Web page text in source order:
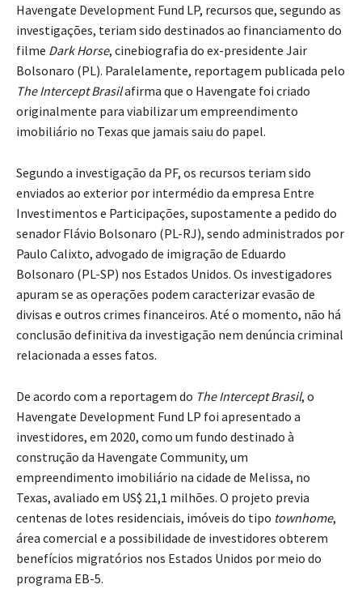
Havengate Development Fund LP, recursos que, segundo as
investigações, teriam sido destinados ao financiamento do
filme Dark Horse, cinebiografia do ex-presidente Jair
Bolsonaro (PL). Paralelamente, reportagem publicada pelo
The Intercept Brasilafirma que o Havengate foi criado
originalmente para viabilizar um empreendimento
imobiliário no Texas que jamais saiu do papel.
Segundo a investigação da PF, os recursos teriam sido
enviados ao exterior por intermédio da empresa Entre
Investimentos e Participações, supostamente a pedido do
senador Flávio Bolsonaro (PL-RJ), sendo administrados por
Paulo Calixto, advogado de imigração de Eduardo
Bolsonaro (PL-SP) nos Estados Unidos. Os investigadores
apuram se as operações podem caracterizar evasão de
divisas e outros crimes financeiros. Até o momento, não há
conclusão definitiva da investigação nem denúncia criminal
relacionada a esses fatos.
De acordo com a reportagem do The Intercept Brasil, o
Havengate Development Fund LP foi apresentado a
investidores, em 2020, como um fundo destinado à
construção da Havengate Community, um
empreendimento imobiliário na cidade de Melissa, no
Texas, avaliado em US$ 21,1 milhões. O projeto previa
centenas de lotes residenciais, imóveis do tipo townhome,
área comercial e a possibilidade de investidores obterem
benefícios migratórios nos Estados Unidos por meio do
programa EB-5.